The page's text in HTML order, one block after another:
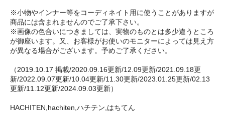
※小物やインナー等をコーディネイト用に使うことがありますが
商品には含まれませんのでご了承下さい。
※画像の色合いにつきましては、実物のものとは多少違うところ
が御座います。又、お客様がお使いのモニターによっては見え方
が異なる場合がございます。予めご了承ください。
（2019.10.17 掲載/2020.09.16更新/12.09更新/2021.09.18更
新/2022.09.07更新/10.04更新/11.30更新/2023.01.25更新/02.13
更新/11.12更新/2024.09.03更新）
HACHITEN,hachiten,ハチテン,はちてん